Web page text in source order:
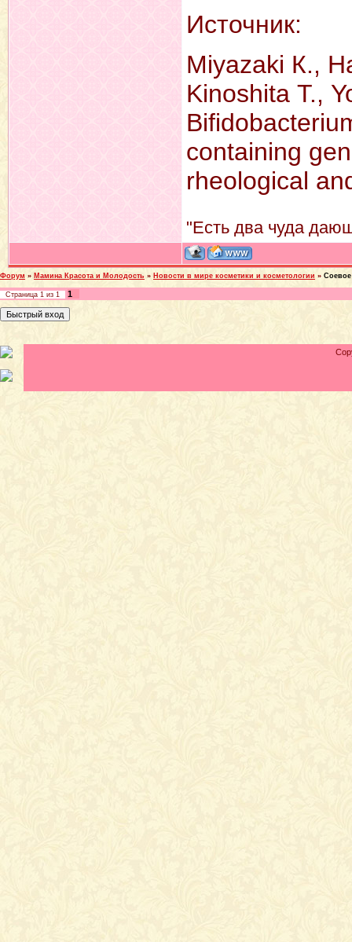
Источник:
Miyazaki К.,
Kinoshita Т.,
containing
rheological
"Есть два чуда
Форум » Мамина Красота и Молодость » Новости в мире косметики и косметологии »
Страница 1 из 1 1